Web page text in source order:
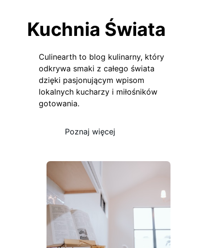
Kuchnia Świata
Culinearth to blog kulinarny, który
odkrywa smaki z całego świata
dzięki pasjonującym wpisom
lokalnych kucharzy i miłośników
gotowania.
Poznaj więcej